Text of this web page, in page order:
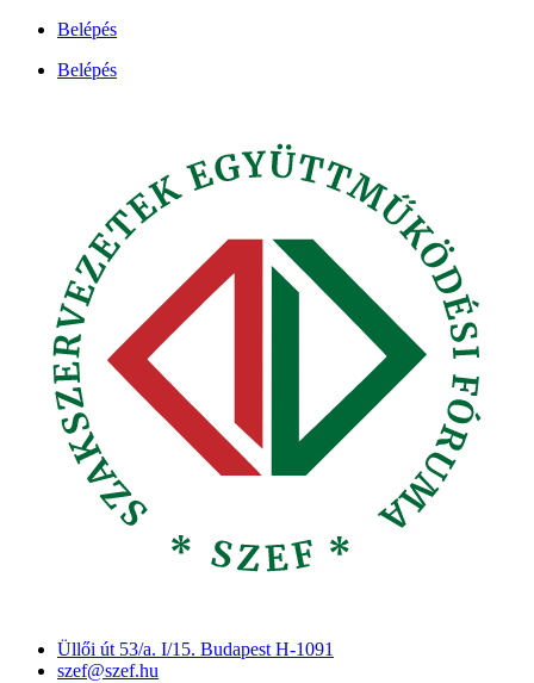
Ugrás
tartalomhoz
Belépés
Belépés
Üllői út 53/a. I/15. Budapest H-1091
szef@szef.hu